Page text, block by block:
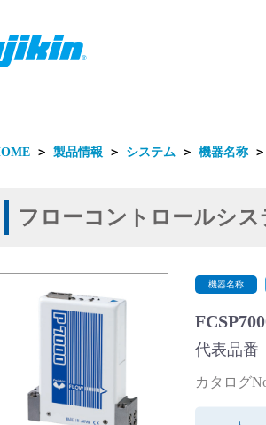
報
製品情報
＞ 製品情報 ＞ システム ＞ 機器名称 ＞
フローコントロールシス
機器名称
代表品番
カタログ